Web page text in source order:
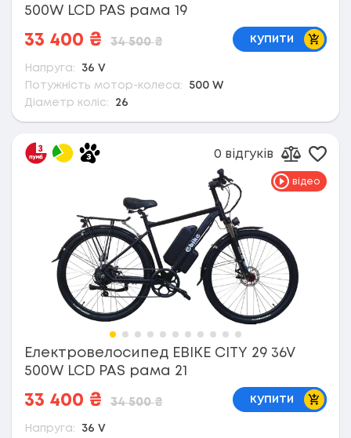
500W LCD PAS рама 19
33 400 ₴ 34 500₴ купити В
Напруга:
36 V
Потужність мотор-колеса:
500 W
Діаметр коліс:
26
Електровелосипед EBIKE CITY 29 36V
500W LCD PAS рама 21
33 400 ₴ 34 500₴
відео
купити В
0 відгуків
Додати
Напруга:
36 V